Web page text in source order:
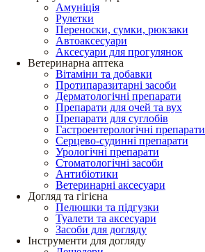
Амуніція
Рулетки
Переноски, сумки, рюкзаки
Автоаксесуари
Аксесуари для прогулянок
Ветеринарна аптека
Вітаміни та добавки
Протипаразитарні засоби
Дерматологічні препарати
Препарати для очей та вух
Препарати для суглобів
Гастроентерологічні препарати
Серцево-судинні препарати
Урологічні препарати
Стоматологічні засоби
Антибіотики
Ветеринарні аксесуари
Догляд та гігієна
Пелюшки та підгузки
Туалети та аксесуари
Засоби для догляду
Інструменти для догляду